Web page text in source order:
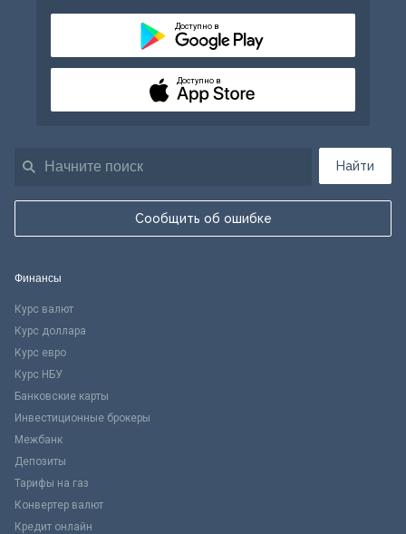
Найти
Сообщить об ошибке
Доступно в
Доступно в
Финансы
Курс валют
Курс доллара
Курс евро
Курс НБУ
Банковские карты
Инвестиционные брокеры
Межбанк
Депозиты
Тарифы на газ
Конвертер валют
Кредит онлайн